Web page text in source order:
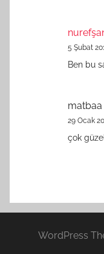
5 Şubat
Ben bu
matbaa
29 Ocak
çok
WordPress